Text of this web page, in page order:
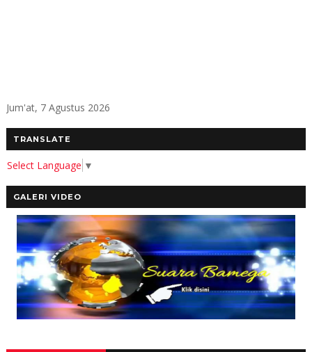
Jum'at, 7 Agustus 2026
TRANSLATE
Select Language ▼
GALERI VIDEO